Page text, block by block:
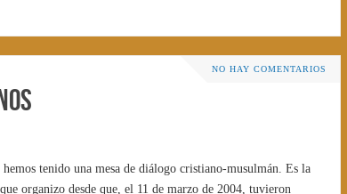
NO HAY COMENTARIOS
tenido una mesa de diálogo cristiano-musulmán. Es la
organizo desde que, el 11 de marzo de 2004, tuvieron